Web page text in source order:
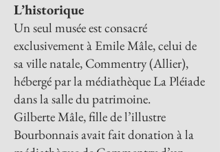
L’historique
Un seul musée est consacré
exclusivement à Emile Mâle, celui de
sa ville natale, Commentry (Allier),
hébergé par la médiathèque La Pléiade
dans la salle du patrimoine.
Gilberte Mâle, fille de l’illustre
Bourbonnais avait fait donation à la